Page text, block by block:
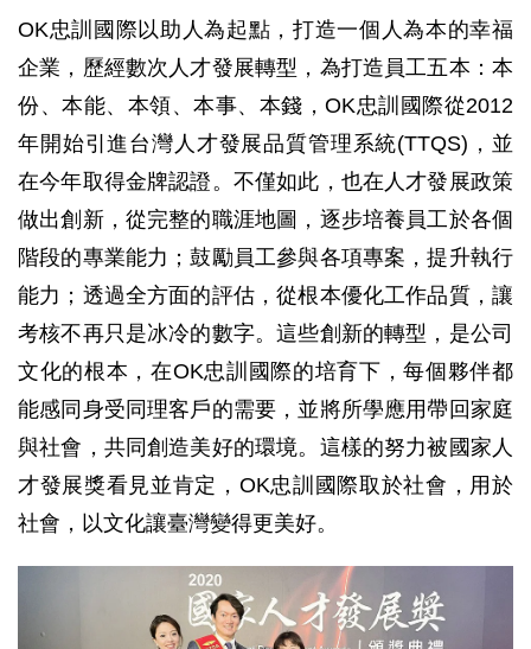
OK忠訓國際以助人為起點，打造一個人為本的幸福
企業，歷經數次人才發展轉型，為打造員工五本：本
份、本能、本領、本事、本錢，OK忠訓國際從2012
年開始引進台灣人才發展品質管理系統(TTQS)，並
在今年取得金牌認證。不僅如此，也在人才發展政策
做出創新，從完整的職涯地圖，逐步培養員工於各個
階段的專業能力；鼓勵員工參與各項專案，提升執行
能力；透過全方面的評估，從根本優化工作品質，讓
考核不再只是冰冷的數字。這些創新的轉型，是公司
文化的根本，在OK忠訓國際的培育下，每個夥伴都
能感同身受同理客戶的需要，並將所學應用帶回家庭
與社會，共同創造美好的環境。這樣的努力被國家人
才發展獎看見並肯定，OK忠訓國際取於社會，用於
社會，以文化讓臺灣變得更美好。